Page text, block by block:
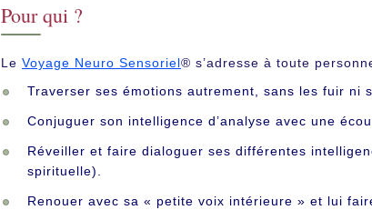
Pour qui ?
Le Voyage Neuro Sensoriel® s’adresse à toute
Traverser ses émotions autrement, sans les fuir ni
Conjuguer son intelligence d’analyse avec une
Réveiller et faire dialoguer ses différentes
spirituelle).
Renouer avec sa « petite voix intérieure » et lui